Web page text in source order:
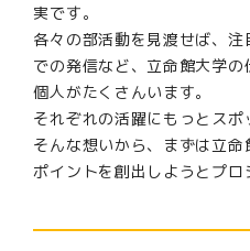
実です。
各々の部活動を見渡せば、注
での発信など、立命館大学
個人がたくさんいます。
それぞれの活躍にもっとスポ
そんな想いから、まずは立
ポイントを創出しようとプロ